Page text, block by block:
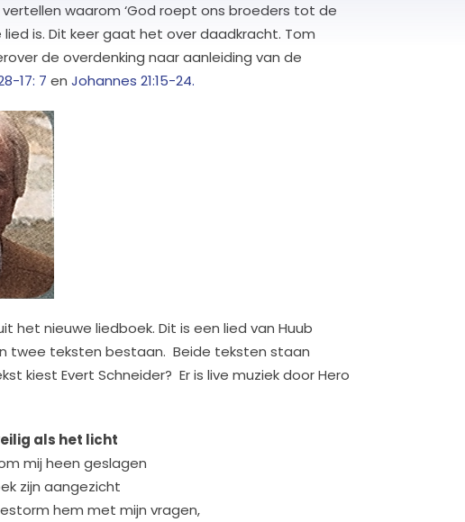
vertellen waarom ‘God roept ons broeders tot de
lied is. Dit keer gaat het over daadkracht. Tom
de overdenking naar aanleiding van de
17: 7 en Johannes 21:15-24.
het nieuwe liedboek. Dit is een lied van Huub
twee teksten bestaan. Beide teksten staan
kiest Evert Schneider? Er is live muziek door Hero
als het licht
mij heen geslagen
zijn aangezicht
hem met mijn vragen,